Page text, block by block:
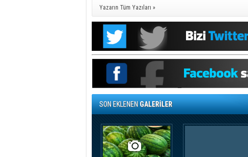
Yazarın Tüm Yazıları »
SON EKLENENGALERİLER